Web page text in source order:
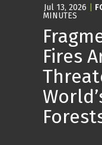
Jul 13, 2026
MINUTES
Fires